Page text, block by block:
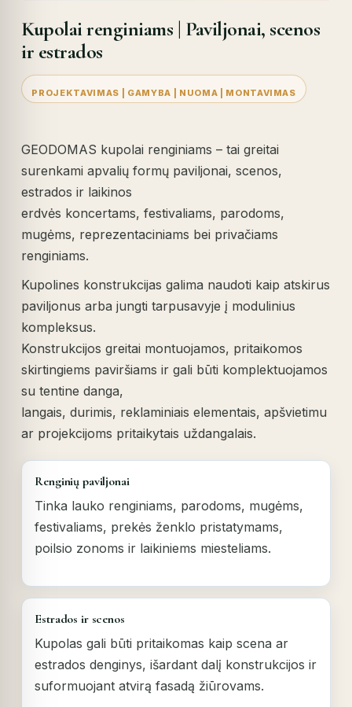
Kupolai renginiams | Paviljonai, scenos
ir estrados
PROJEKTAVIMAS | GAMYBA | NUOMA | MONTAVIMAS
GEODOMAS kupolai renginiams – tai greitai
surenkami apvalių formų paviljonai, scenos,
estrados ir laikinos
erdvės koncertams, festivaliams, parodoms,
mugėms, reprezentaciniams bei privačiams
renginiams.
Kupolines konstrukcijas galima naudoti kaip atskirus
paviljonus arba jungti tarpusavyje į modulinius
kompleksus.
Konstrukcijos greitai montuojamos, pritaikomos
skirtingiems paviršiams ir gali būti komplektuojamos
su tentine danga,
langais, durimis, reklaminiais elementais, apšvietimu
ar projekcijoms pritaikytais uždangalais.
Renginių paviljonai
Tinka lauko renginiams, parodoms, mugėms,
festivaliams, prekės ženklo pristatymams,
poilsio zonoms ir laikiniems miesteliams.
Estrados ir scenos
Kupolas gali būti pritaikomas kaip scena ar
estrados denginys, išardant dalį konstrukcijos ir
suformuojant atvirą fasadą žiūrovams.